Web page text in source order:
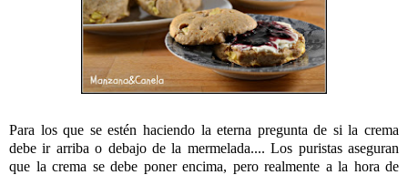
Para los que se estén haciendo la eterna pregunta de si la crema
debe ir arriba o debajo de la mermelada.... Los puristas aseguran
que la crema se debe poner encima, pero realmente a la hora de